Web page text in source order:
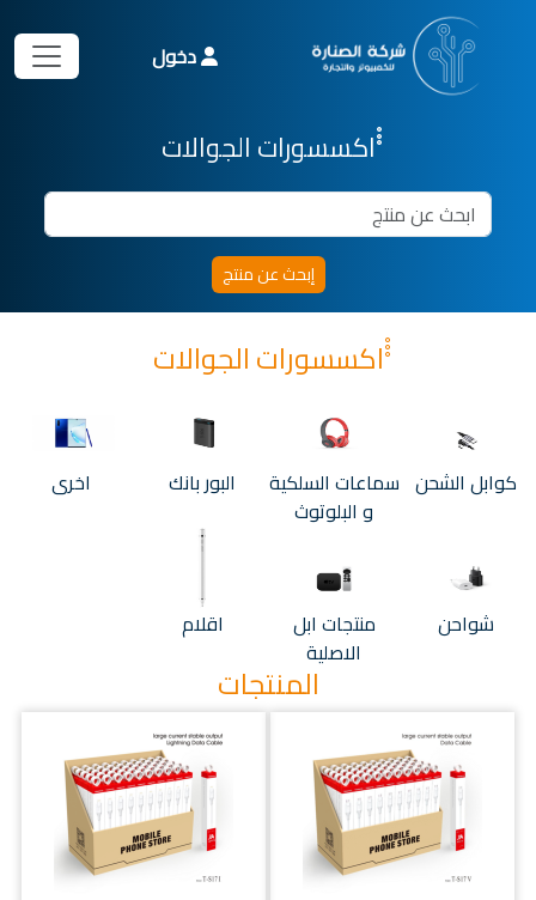
دخول
ْْْاكسسورات الجوالات
ْْْاكسسورات الجوالات
كوابل الشحن سماعات السلكية
و البلوتوث
البور بانك اخرى
شواحن
منتجات ابل
الاصلية
اقلام
المنتجات